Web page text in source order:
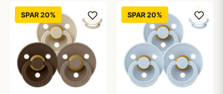
SPAR 20% SPAR 20%